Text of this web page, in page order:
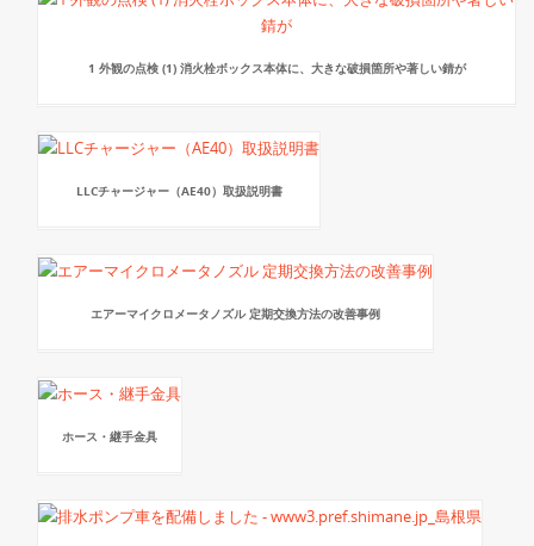
1 外観の点検 (1) 消火栓ボックス本体に、大きな破損箇所や著しい錆が
LLCチャージャー（AE40）取扱説明書
エアーマイクロメータノズル 定期交換方法の改善事例
ホース・継手金具